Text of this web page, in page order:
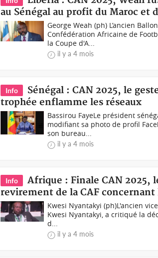
au Sénégal au profit du Maroc et
George Weah (ph) L’ancien
Confédération Africaine de
la Coupe d'A...
il y a 4 mois
Info
Sénégal : CAN 2025, le
trophée enflamme les réseaux
Bassirou Faye Le président
modifiant sa photo de profil
son bureau...
il y a 4 mois
Info
Afrique : Finale CAN 2025,
revirement de la CAF concernant
Kwesi Nyantakyi (ph)L'ancien
Kwesi Nyantakyi, a critiqué la
d...
il y a 4 mois